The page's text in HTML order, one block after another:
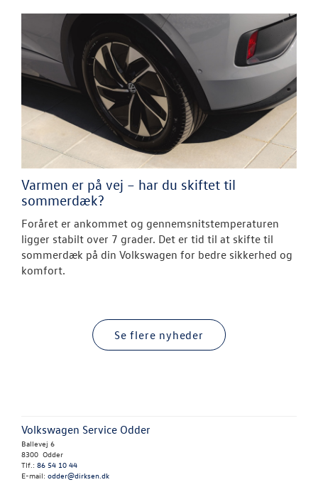
Varmen er på vej – har du skiftet til
sommerdæk?
Foråret er ankommet og gennemsnitstemperaturen
ligger stabilt over 7 grader. Det er tid til at skifte til
sommerdæk på din Volkswagen for bedre sikkerhed og
komfort.
Se flere nyheder
Volkswagen Service Odder
Ballevej 6
8300 Odder
Tlf.: 86 54 10 44
E-mail: odder@dirksen.dk